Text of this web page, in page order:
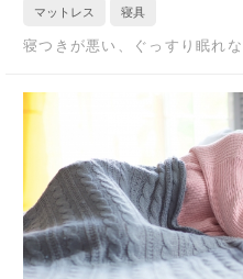
マットレス 寝具
寝つきが悪い、ぐっすり眠れ